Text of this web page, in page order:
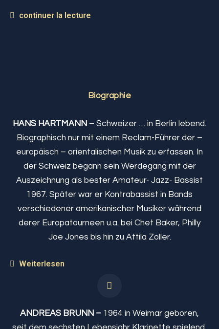
continuer la lecture
Biographie
HANS HARTMANN – Schweizer … in Berlin lebend.
Biographisch nur mit einem Reclam-Führer der –
europäisch – orientalischen Musik zu erfassen. In
der Schweiz begann sein Werdegang mit der
Auszeichnung als bester Amateur- Jazz- Bassist
1967. Später war er Kontrabassist in Bands
verschiedener amerikanischer Musiker während
derer Europatourneen u.a. bei Chet Baker, Philly
Joe Jones bis hin zu Attila Zoller.
Weiterlesen
ANDREAS BRUNN – 1964 in Weimar geboren,